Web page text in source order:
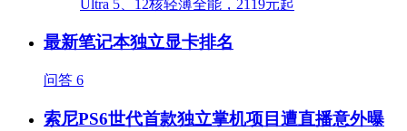
最新笔记本独立显卡排名
问答 6
索尼PS6世代首款独立掌机项目遭直播意外曝